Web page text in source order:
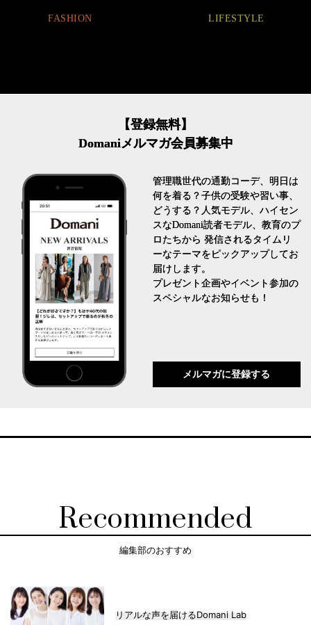
FASHION LIFESTYLE
【登録無料】
Domaniメルマガ会員募集中
管理職世代の通勤コーデ、明日は
何を着る？子供の受験や習い事、
どうする？人気モデル、ハイセン
スなDomani読者モデル、教育のプ
ロたちから 発信されるタイムリ
ーなテーマをピックアップしてお
届けします。
プレゼント企画やイベント参加の
スペシャルなお知らせも！
メルマガに登録する
Recommended
編集部のおすすめ
リアルな声を届けるDomani Lab